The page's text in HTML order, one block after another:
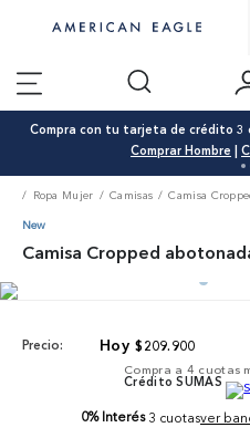
Compra con tu tarjeta de crédito
Comprar Hombre |
Ropa Mujer Camisas Camisa
New
Camisa Cropped
Precio: $209. 900
Compra a 4 cuotas
Crédito SUMAS
0% Interés 3 cuotasver